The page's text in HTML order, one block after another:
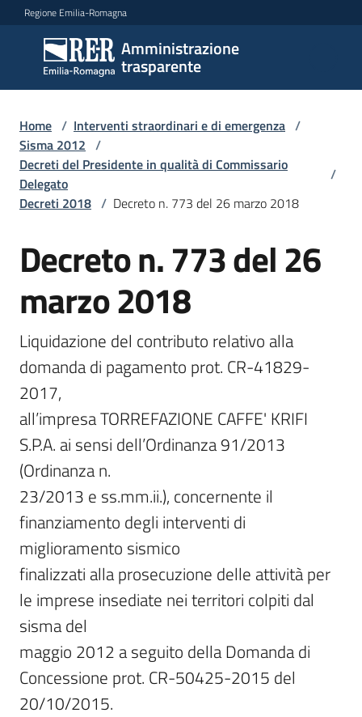
Vai al contenuto
Vai alla navigazione
Vai al footer
Regione Emilia-Romagna
Amministrazione
trasparente
Amministrazione
trasparente
Sottosezioni
Accesso
Home / Interventi straordinari e di emergenza /
Sisma 2012 /
Decreti del Presidente in qualità di Commissario
Delegato
/
Decreti 2018 / Decreto n. 773 del 26 marzo 2018
Decreto n. 773 del 26
marzo 2018
Liquidazione del contributo relativo alla
domanda di pagamento prot. CR-41829-
2017,
all’impresa TORREFAZIONE CAFFE' KRIFI
S.P.A. ai sensi dell’Ordinanza 91/2013
(Ordinanza n.
23/2013 e ss.mm.ii.), concernente il
finanziamento degli interventi di
miglioramento sismico
finalizzati alla prosecuzione delle attività per
le imprese insediate nei territori colpiti dal
sisma del
maggio 2012 a seguito della Domanda di
Concessione prot. CR-50425-2015 del
20/10/2015.